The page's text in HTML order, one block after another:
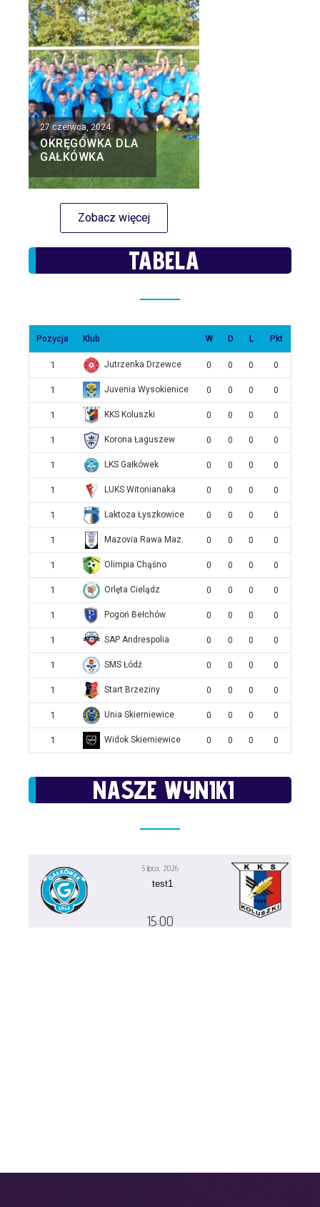
27 czerwca, 2024
OKRĘGÓWKA DLA
GAŁKÓWKA
Zobacz więcej
TABELA
Pozycja Klub W D L Pkt
1 Jutrzenka Drzewce 0 0 0 0
1 Juvenia Wysokienice 0 0 0 0
1 KKS Koluszki 0 0 0 0
1 Korona Łaguszew 0 0 0 0
1 LKS Gałkówek 0 0 0 0
1 LUKS Witonianaka 0 0 0 0
1 Laktoza Łyszkowice 0 0 0 0
1 Mazovia Rawa Maz. 0 0 0 0
1 Olimpia Chąśno 0 0 0 0
1 Orlęta Cielądz 0 0 0 0
1 Pogoń Bełchów 0 0 0 0
1 SAP Andrespolia 0 0 0 0
1 SMS Łódź 0 0 0 0
1 Start Brzeziny 0 0 0 0
1 Unia Skierniewice 0 0 0 0
1 Widok Skierniewice 0 0 0 0
NASZE WYNIKI
5 lipca, 2026
15:00
test1